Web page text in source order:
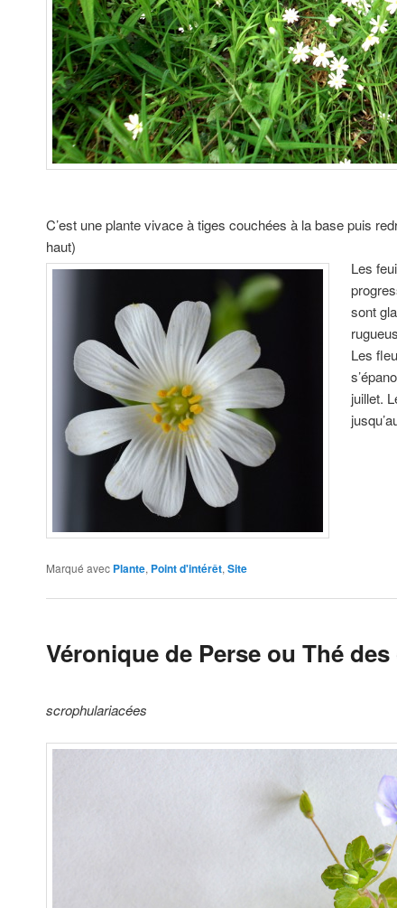
C’est une plante vivace à tiges couchées à la base puis
haut)
Les
sont
Les
juillet.
Marqué avec Plante, Point d'intérêt, Site
Véronique de Perse ou Thé
scrophulariacées